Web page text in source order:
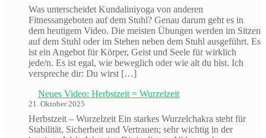
Was unterscheidet Kundaliniyoga von anderen
Fitnessangeboten auf dem Stuhl? Genau darum geht es in
dem heutigem Video. Die meisten Übungen werden im Sitzen
auf dem Stuhl oder im Stehen neben dem Stuhl ausgeführt. Es
ist ein Angebot für Körper, Geist und Seele für wirklich
jede/n. Es ist egal, wie beweglich oder wie alt du bist. Ich
verspreche dir: Du wirst […]
Neues Video: Herbstzeit = Wurzelzeit
21. Oktober 2025
Herbstzeit – Wurzelzeit Ein starkes Wurzelchakra steht für
Stabilität, Sicherheit und Vertrauen; sehr wichtig in der